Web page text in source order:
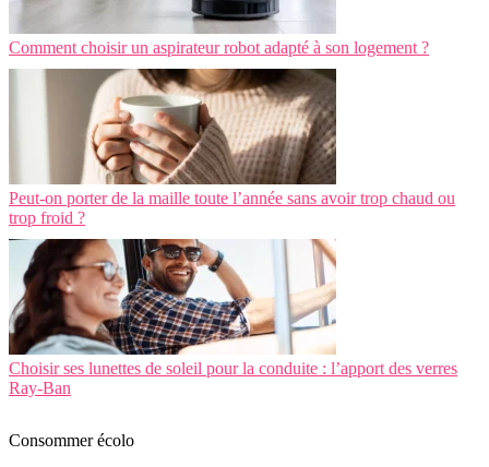
Comment choisir un aspirateur robot adapté à son logement ?
Peut-on porter de la maille toute l’année sans avoir trop chaud ou
trop froid ?
Choisir ses lunettes de soleil pour la conduite : l’apport des verres
Ray-Ban
Consommer écolo